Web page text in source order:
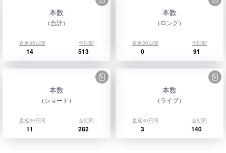
本数
（合計）
直近30日間 全期間
14 513
本数
（ロング）
直近30日間 全期間
0 91
本数
（ショート）
直近30日間 全期間
11 282
本数
（ライブ）
直近30日間 全期間
3 140